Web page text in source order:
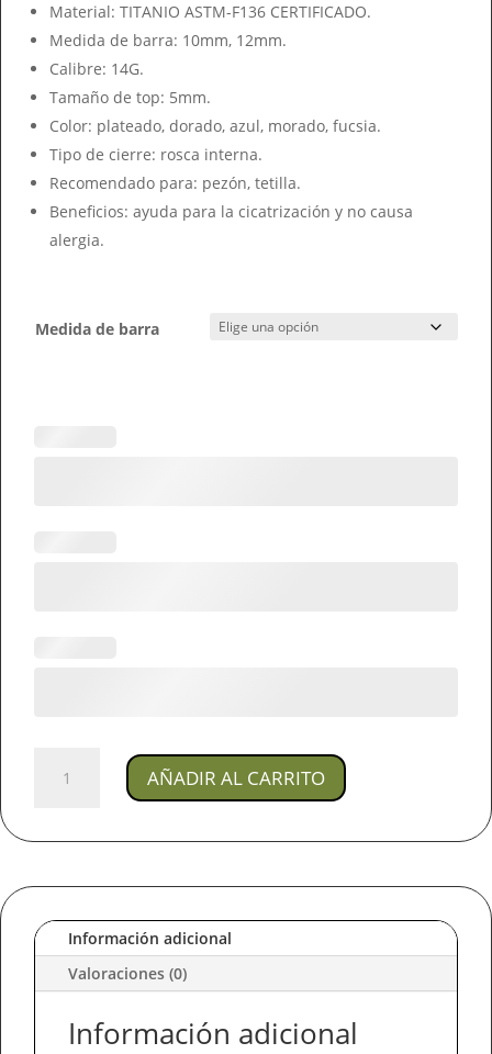
Material: TITANIO ASTM-F136 CERTIFICADO.
Medida de barra: 10mm, 12mm.
Calibre: 14G.
Tamaño de top: 5mm.
Color: plateado, dorado, azul, morado, fucsia.
Tipo de cierre: rosca interna.
Recomendado para: pezón, tetilla.
Beneficios: ayuda para la cicatrización y no causa
alergia.
Medida de barra
Piercing
Titanio
Pezon
y
Tetilla
AÑADIR AL CARRITO
Información adicional
Valoraciones (0)
Información adicional